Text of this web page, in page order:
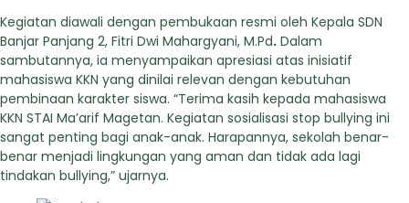
Kegiatan diawali dengan pembukaan resmi oleh Kepala SDN
Banjar Panjang 2, Fitri Dwi Mahargyani, M.Pd. Dalam
sambutannya, ia menyampaikan apresiasi atas inisiatif
mahasiswa KKN yang dinilai relevan dengan kebutuhan
pembinaan karakter siswa. “Terima kasih kepada mahasiswa
KKN STAI Ma’arif Magetan. Kegiatan sosialisasi stop bullying ini
sangat penting bagi anak-anak. Harapannya, sekolah benar-
benar menjadi lingkungan yang aman dan tidak ada lagi
tindakan bullying,” ujarnya.